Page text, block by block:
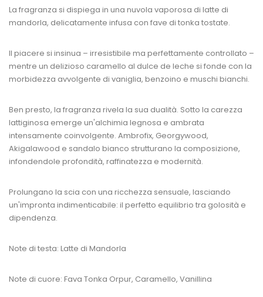
La fragranza si dispiega in una nuvola vaporosa di latte di
mandorla, delicatamente infusa con fave di tonka tostate.
Il piacere si insinua – irresistibile ma perfettamente controllato –
mentre un delizioso caramello al dulce de leche si fonde con la
morbidezza avvolgente di vaniglia, benzoino e muschi bianchi.
Ben presto, la fragranza rivela la sua dualità. Sotto la carezza
lattiginosa emerge un'alchimia legnosa e ambrata
intensamente coinvolgente. Ambrofix, Georgywood,
Akigalawood e sandalo bianco strutturano la composizione,
infondendole profondità, raffinatezza e modernità.
Prolungano la scia con una ricchezza sensuale, lasciando
un'impronta indimenticabile: il perfetto equilibrio tra golosità e
dipendenza.
Note di testa: Latte di Mandorla
Note di cuore: Fava Tonka Orpur, Caramello, Vanillina